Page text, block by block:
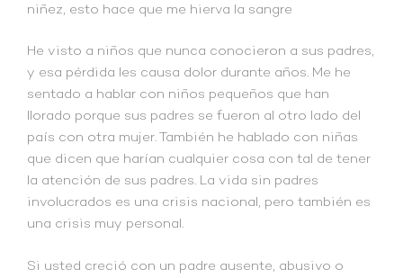
niñez, esto hace que me hierva la sangre
He visto a niños que nunca conocieron a sus padres,
y esa pérdida les causa dolor durante años. Me he
sentado a hablar con niños pequeños que han
llorado porque sus padres se fueron al otro lado del
país con otra mujer. También he hablado con niñas
que dicen que harían cualquier cosa con tal de tener
la atención de sus padres. La vida sin padres
involucrados es una crisis nacional, pero también es
una crisis muy personal.
Si usted creció con un padre ausente, abusivo o